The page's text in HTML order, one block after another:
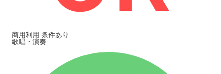
商用利用 条件あり
歌唱・演奏